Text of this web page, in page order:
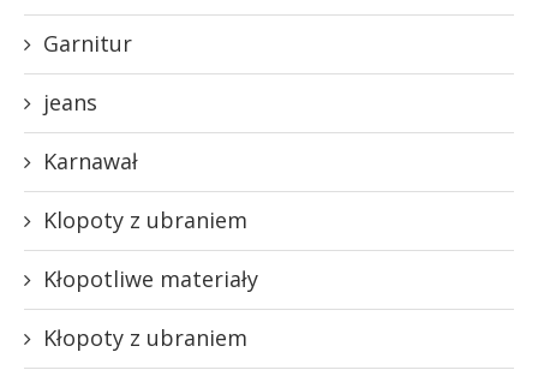
Garnitur
jeans
Karnawał
Klopoty z ubraniem
Kłopotliwe materiały
Kłopoty z ubraniem